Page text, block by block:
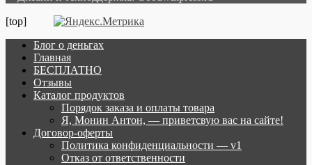
[top]
Блог о деньгах
Главная
БЕСПЛАТНО
Отзывы
Каталог продуктов
Порядок заказа и оплаты товара
Я, Монин Антон, — приветсвую вас на сайте!
Договор-оферты
Политика конфиденциальности — v1
Отказ от ответственности